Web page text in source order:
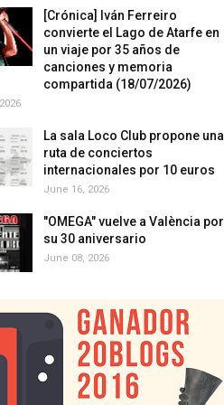
[Crónica] Iván Ferreiro
convierte el Lago de Atarfe en
un viaje por 35 años de
canciones y memoria
compartida (18/07/2026)
La sala Loco Club propone una
ruta de conciertos
internacionales por 10 euros
June 16, 2026
"OMEGA" vuelve a València por
su 30 aniversario
June 08, 2026